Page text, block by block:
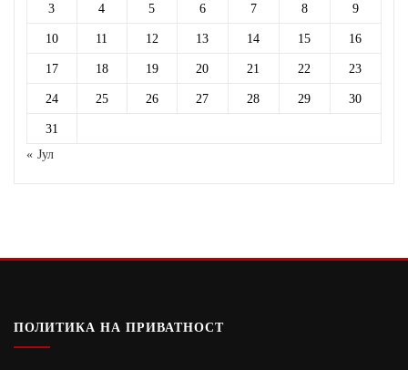
3 4 5 6 7 8 9
10 11 12 13 14 15 16
17 18 19 20 21 22 23
24 25 26 27 28 29 30
31
« Јул
ПОЛИТИКА НА ПРИВАТНОСТ